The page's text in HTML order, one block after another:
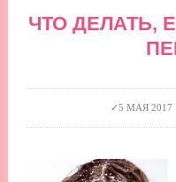
ЧТО ДЕЛАТЬ,
5 МАЯ